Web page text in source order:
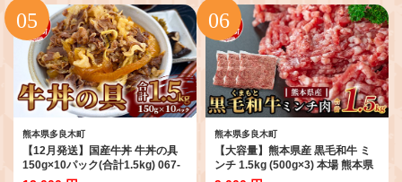
熊本県多良木町
【12月発送】国産牛丼 牛丼の具
150g×10パック(合計1.5kg) 067-
0363-12
熊本県多良木町
【大容量】熊本県産 黒毛和牛 ミ
ンチ 1.5kg (500g×3) 本場 熊本県
黒毛 和牛 国産 牛肉 ミンチ肉 挽肉